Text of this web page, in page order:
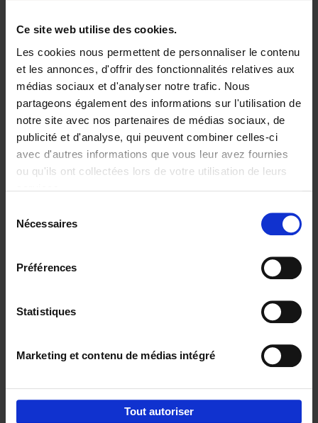
Ce site web utilise des cookies.
Les cookies nous permettent de personnaliser le contenu
et les annonces, d'offrir des fonctionnalités relatives aux
médias sociaux et d'analyser notre trafic. Nous
partageons également des informations sur l'utilisation de
notre site avec nos partenaires de médias sociaux, de
publicité et d'analyse, qui peuvent combiner celles-ci
avec d'autres informations que vous leur avez fournies
ou qu'ils ont collectées lors de votre utilisation de leurs
Nécessaires
Préférences
Statistiques
Marketing et contenu de médias intégré
Tout autoriser
Building Bonds = Building
Business
Jochen Roef Jozefien De Feyter
Carolien Boom
Couverture souple
2025 200
€29,99
Digital marketing like a PRO -
completely revised edition (EN)